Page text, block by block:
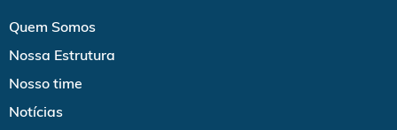
Quem Somos
Nossa Estrutura
Nosso time
Notícias